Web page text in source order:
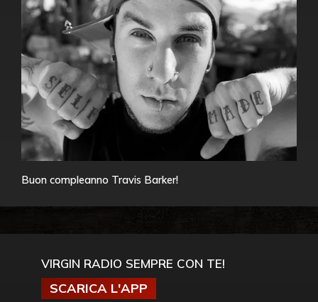
Buon compleanno Travis Barker!
VIRGIN RADIO SEMPRE CON TE!
SCARICA L'APP